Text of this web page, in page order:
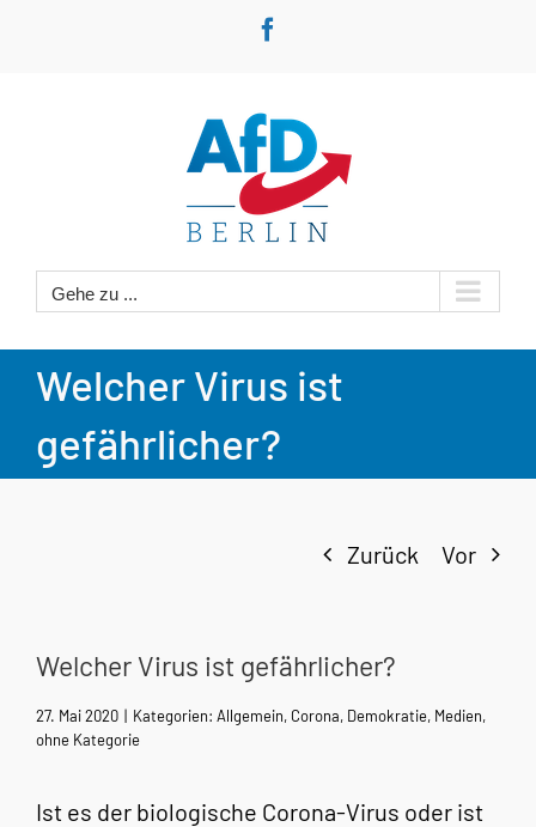
Gehe zu ...
Welcher Virus ist
gefährlicher?
Zurück Vor
Welcher Virus ist gefährlicher?
27. Mai 2020 | Kategorien: Allgemein, Corona, Demokratie, Medien,
ohne Kategorie
Ist es der biologische Corona-Virus oder ist